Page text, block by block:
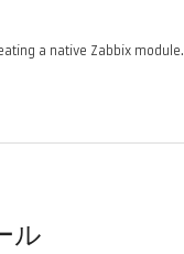
a native Zabbix module.
ル